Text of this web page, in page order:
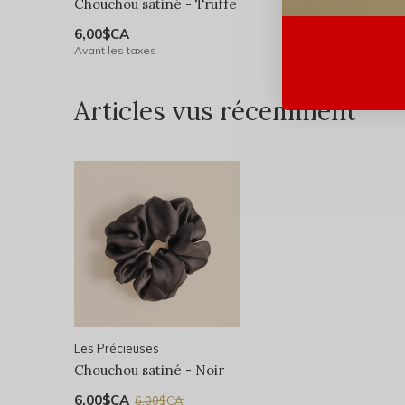
Chouchou satiné - Truffe
6,00$CA
Avant les taxes
Articles vus récemment
Les Précieuses
Chouchou satiné - Noir
6,00$CA 6,00$CA